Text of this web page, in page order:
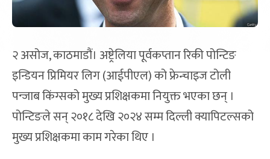
२ असोज, काठमाडौं। अष्ट्रेलिया पूर्वकप्तान रिकी पोन्टिङ
इन्डियन प्रिमियर लिग (आईपीएल) को फ्रेन्चाइज टोली
पन्जाब किंग्सको मुख्य प्रशिक्षकमा नियुक्त भएका छन् ।
पोन्टिङले सन् २०१८ देखि २०२४ सम्म दिल्ली क्यापिटल्सको
मुख्य प्रशिक्षकमा काम गरेका थिए ।